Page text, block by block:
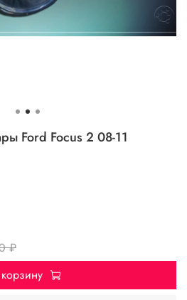
Ford Focus 2 08-11
₽